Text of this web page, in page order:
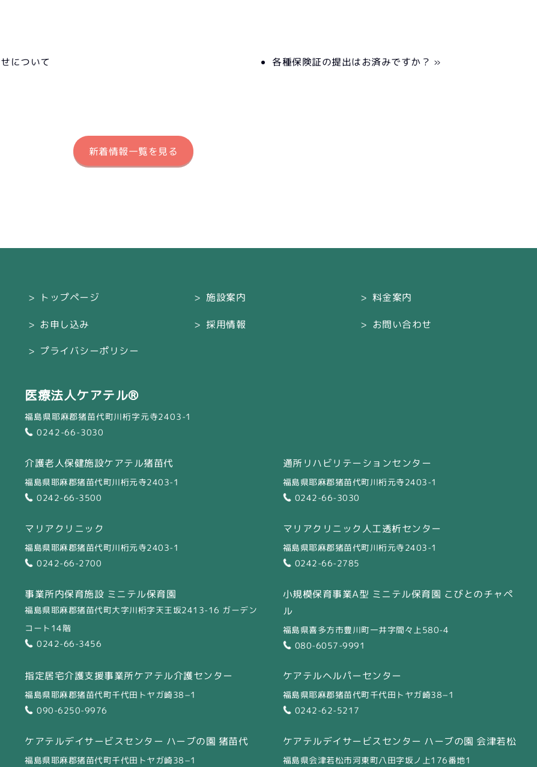
について 各種保険証の提出はお済みですか？ »
新着情報一覧を見る
トップページ 施設案内 料金案内
お申し込み 採用情報 お問い合わせ
プライバシーポリシー
医療法人ケアテル®
福島県耶麻郡猪苗代町川桁字元寺2403-1
0242-66-3030
介護老人保健施設ケアテル猪苗代
福島県耶麻郡猪苗代町川桁元寺2403-1
0242-66-3500
通所リハビリテーションセンター
福島県耶麻郡猪苗代町川桁元寺2403-1
0242-66-3030
マリアクリニック
福島県耶麻郡猪苗代町川桁元寺2403-1
0242-66-2700
マリアクリニック人工透析センター
福島県耶麻郡猪苗代町川桁元寺2403-1
0242-66-2785
事業所内保育施設 ミニテル保育園
福島県耶麻郡猪苗代町大字川桁字天王坂2413-16 ガーデン
コート14階
0242-66-3456
小規模保育事業A型 ミニテル保育園 こびとのチャペ
ル
福島県喜多方市豊川町一井字間々上580-4
080-6057-9991
指定居宅介護支援事業所ケアテル介護センター
福島県耶麻郡猪苗代町千代田トヤガ崎38−1
090-6250-9976
ケアテルヘルパーセンター
福島県耶麻郡猪苗代町千代田トヤガ崎38−1
0242-62-5217
ケアテルデイサービスセンター ハーブの園 猪苗代
福島県耶麻郡猪苗代町千代田トヤガ崎38−1
ケアテルデイサービスセンター ハーブの園 会津若松
福島県会津若松市河東町八田字坂ノ上176番地1